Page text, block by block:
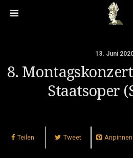
13. Juni
8.
Staatsoper
Teilen Tweet Anpinnen